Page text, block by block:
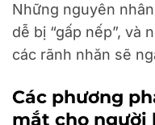
Những nguyên
dễ bị “gấp nếp”, và
các rãnh nhăn sẽ
Các phương
mắt cho người